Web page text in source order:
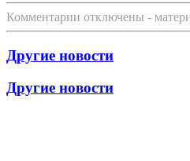
Комментарии отключены -
Другие новости
Другие новости